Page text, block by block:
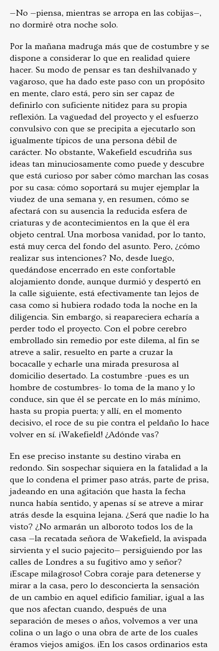
—No —piensa, mientras se arropa en las cobijas—,
no dormiré otra noche solo.
Por la mañana madruga más que de costumbre y se
dispone a considerar lo que en realidad quiere
hacer. Su modo de pensar es tan deshilvanado y
vagaroso, que ha dado este paso con un propósito
en mente, claro está, pero sin ser capaz de
definirlo con suficiente nitidez para su propia
reflexión. La vaguedad del proyecto y el esfuerzo
convulsivo con que se precipita a ejecutarlo son
igualmente típicos de una persona débil de
carácter. No obstante, Wakefield escudriña sus
ideas tan minuciosamente como puede y descubre
que está curioso por saber cómo marchan las cosas
por su casa: cómo soportará su mujer ejemplar la
viudez de una semana y, en resumen, cómo se
afectará con su ausencia la reducida esfera de
criaturas y de acontecimientos en la que él era
objeto central. Una morbosa vanidad, por lo tanto,
está muy cerca del fondo del asunto. Pero, ¿cómo
realizar sus intenciones? No, desde luego,
quedándose encerrado en este confortable
alojamiento donde, aunque durmió y despertó en
la calle siguiente, está efectivamente tan lejos de
casa como si hubiera rodado toda la noche en la
diligencia. Sin embargo, si reapareciera echaría a
perder todo el proyecto. Con el pobre cerebro
embrollado sin remedio por este dilema, al fin se
atreve a salir, resuelto en parte a cruzar la
bocacalle y echarle una mirada presurosa al
domicilio desertado. La costumbre -pues es un
hombre de costumbres- lo toma de la mano y lo
conduce, sin que él se percate en lo más mínimo,
hasta su propia puerta; y allí, en el momento
decisivo, el roce de su pie contra el peldaño lo hace
volver en sí. ¡Wakefield! ¿Adónde vas?
En ese preciso instante su destino viraba en
redondo. Sin sospechar siquiera en la fatalidad a la
que lo condena el primer paso atrás, parte de prisa,
jadeando en una agitación que hasta la fecha
nunca había sentido, y apenas sí se atreve a mirar
atrás desde la esquina lejana. ¿Será que nadie lo ha
visto? ¿No armarán un alboroto todos los de la
casa —la recatada señora de Wakefield, la avispada
sirvienta y el sucio pajecito— persiguiendo por las
calles de Londres a su fugitivo amo y señor?
¡Escape milagroso! Cobra coraje para detenerse y
mirar a la casa, pero lo desconcierta la sensación
de un cambio en aquel edificio familiar, igual a las
que nos afectan cuando, después de una
separación de meses o años, volvemos a ver una
colina o un lago o una obra de arte de los cuales
éramos viejos amigos. ¡En los casos ordinarios esta